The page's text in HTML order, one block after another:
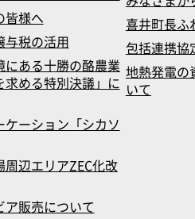
皆様へ
与税の活用
にある十勝の酪農業
求める特別決議」に
ケーション「シカソ
周辺エリアZEC化改
ア販売について
喜井町長ふ
包括連携協
地熱発電の
いて